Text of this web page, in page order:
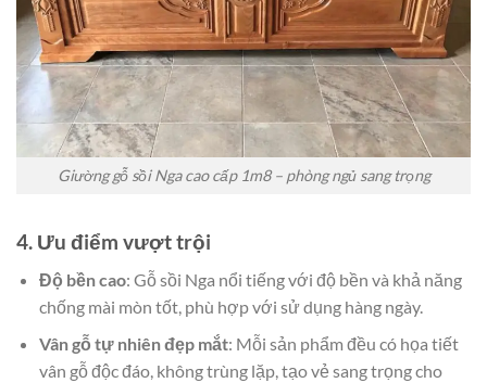
Giường gỗ sồi Nga cao cấp 1m8 – phòng ngủ sang trọng
4. Ưu điểm vượt trội
Độ bền cao: Gỗ sồi Nga nổi tiếng với độ bền và khả năng
chống mài mòn tốt, phù hợp với sử dụng hàng ngày.
Vân gỗ tự nhiên đẹp mắt: Mỗi sản phẩm đều có họa tiết
vân gỗ độc đáo, không trùng lặp, tạo vẻ sang trọng cho